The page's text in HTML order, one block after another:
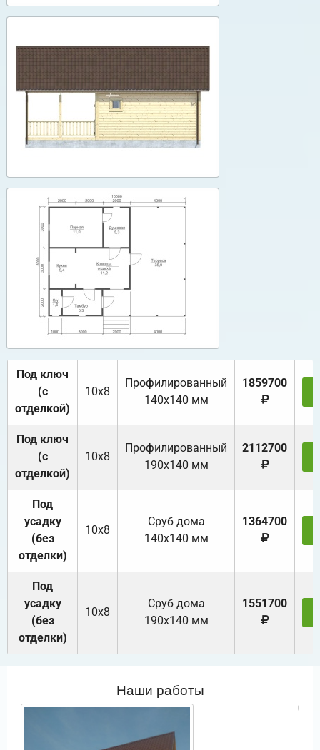
Под ключ
(с
отделкой)
10х8
Профилированный
140х140 мм
1859700
Под ключ
(с
отделкой)
10х8
Профилированный
190х140 мм
2112700
Под
усадку
(без
отделки)
10х8
Cруб дома
140х140 мм
1364700
Под
усадку
(без
отделки)
10х8
Cруб дома
190х140 мм
1551700
Наши работы